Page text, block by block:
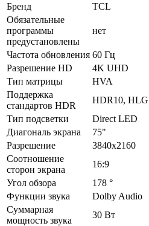
Бренд
TCL
Обязательные
программы
предустановлены
нет
Частота обновления 60 Гц
Разрешение HD
4K UHD
Тип матрицы
HVA
Поддержка
стандартов HDR
HDR10, HLG
Тип подсветки
Direct LED
Диагональ экрана
75"
Разрешение
3840x2160
Соотношение
сторон экрана
16:9
Угол обзора
178 °
Функции звука
Dolby Audio
Суммарная
мощность звука
30 Вт